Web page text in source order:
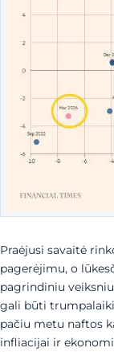
Praėjusi savaitė
pagerėjimu, o
pagrindiniu
gali būti
pačiu metu naftos
infliacijai ir